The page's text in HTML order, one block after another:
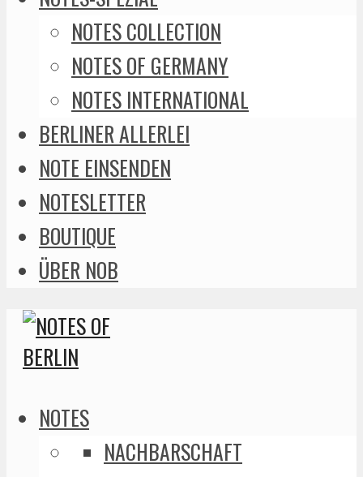
NOTES COLLECTION
NOTES OF GERMANY
NOTES INTERNATIONAL
BERLINER ALLERLEI
NOTE EINSENDEN
NOTESLETTER
BOUTIQUE
ÜBER NOB
NOTES
NACHBARSCHAFT